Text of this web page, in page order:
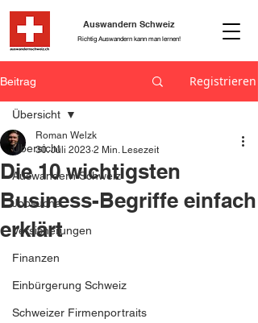
Richtig Auswandern kann man lernen!
Auswandern Schweiz
Beitrag Registrieren
Übersicht
Auswandern Schweiz
Jobsuche
Versicherungen
Finanzen
Einbürgerung Schweiz
Schweizer Firmenportraits
Übersicht
Die 10 wichtigsten
Business-Begriffe einfach
erklärt
Roman Welzk
30. Juli 2023 2 Min. Lesezeit